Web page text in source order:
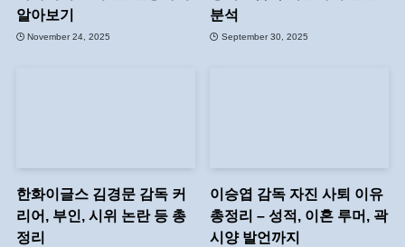
알아보기
November 24, 2025
분석
September 30, 2025
한화이글스 김경문 감독 커
리어, 부인, 시위 논란 등 총
정리
이승엽 감독 자진 사퇴 이유
총정리 – 성적, 이혼 루머, 곽
시양 발언까지